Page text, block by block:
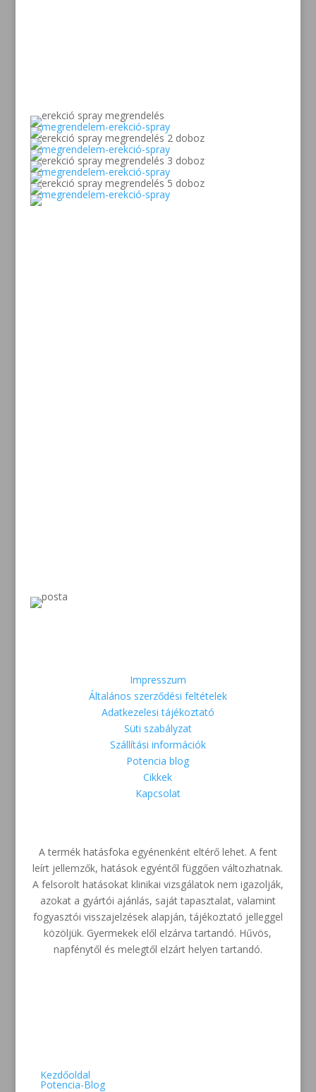
Impresszum
Általános szerződési feltételek
Adatkezelesi tájékoztató
Süti szabályzat
Szállítási információk
Potencia blog
Cikkek
Kapcsolat
A termék hatásfoka egyénenként eltérő lehet. A fent
leírt jellemzők, hatások egyéntől függően változhatnak.
A felsorolt hatásokat klinikai vizsgálatok nem igazolják,
azokat a gyártói ajánlás, saját tapasztalat, valamint
fogyasztói visszajelzések alapján, tájékoztató jelleggel
közöljük. Gyermekek elől elzárva tartandó. Hűvös,
napfénytől és melegtől elzárt helyen tartandó.
Kezdőoldal
Potencia-Blog